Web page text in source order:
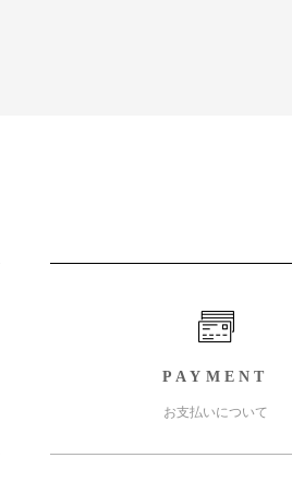
PAYMENT
お支払いについて